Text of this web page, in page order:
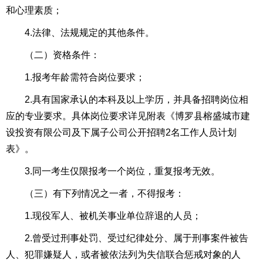
和心理素质；
4.法律、法规规定的其他条件。
（二）资格条件：
1.报考年龄需符合岗位要求；
2.具有国家承认的本科及以上学历，并具备招聘岗位相
应的专业要求。具体岗位要求详见附表《博罗县榕盛城市建
设投资有限公司及下属子公司公开招聘2名工作人员计划
表》。
3.同一考生仅限报考一个岗位，重复报考无效。
（三）有下列情况之一者，不得报考：
1.现役军人、被机关事业单位辞退的人员；
2.曾受过刑事处罚、受过纪律处分、属于刑事案件被告
人、犯罪嫌疑人，或者被依法列为失信联合惩戒对象的人